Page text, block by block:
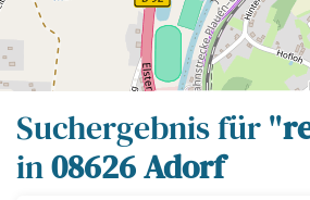
Suchergebnis für "
in08626 Adorf